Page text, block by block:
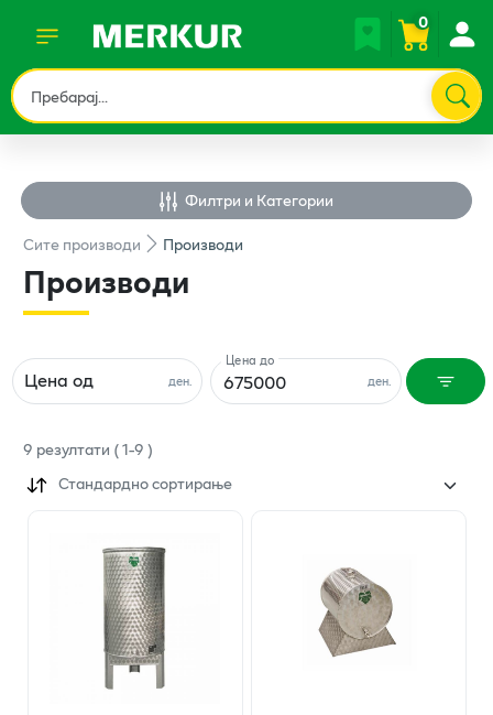
0
Филтри и Категории
Ситепроизводи Производи
Производи
ден.
Цена од ден.
Цена до
9 резултати (1-9)
Стандардно сортирање